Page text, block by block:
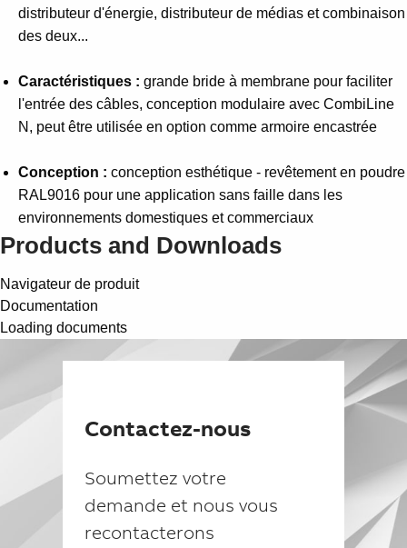
distributeur d'énergie, distributeur de médias et combinaison
des deux...
Caractéristiques : grande bride à membrane pour faciliter
l'entrée des câbles, conception modulaire avec CombiLine
N, peut être utilisée en option comme armoire encastrée
Conception : conception esthétique - revêtement en poudre
RAL9016 pour une application sans faille dans les
environnements domestiques et commerciaux
Products and Downloads
Navigateur de produit
Documentation
Loading documents
Contactez-nous
Soumettez votre
demande et nous vous
recontacterons